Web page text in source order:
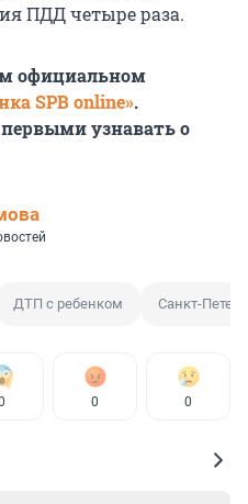
ПДД четыре раза.
официальном
SPB online».
узнавать о
ДТП с ребенком Санкт-
0 0